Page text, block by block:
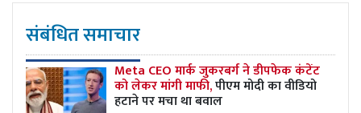
संबंधित समाचार
Meta CEO मार्क जुकरबर्ग ने डीपफेक कंटेंट
को लेकर मांगी माफी,पीएम मोदी का वीडियो
हटाने पर मचा था बवाल